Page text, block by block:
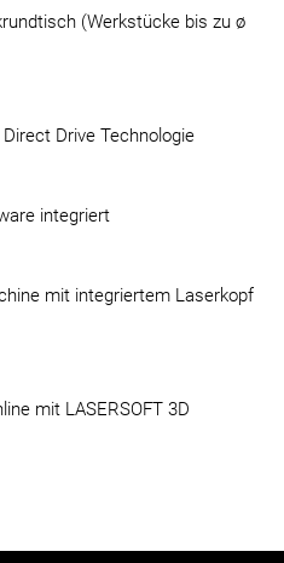
(Werkstücke bis zu ø
Drive Technologie
integriert
mit integriertem Laserkopf
mit LASERSOFT 3D